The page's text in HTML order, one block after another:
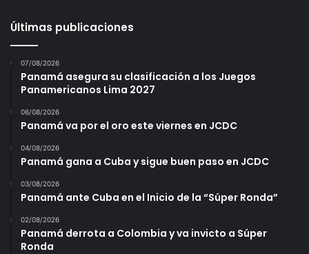
Últimas publicaciones
07/08/2026
Panamá asegura su clasificación a los Juegos
Panamericanos Lima 2027
06/08/2026
Panamá va por el oro este viernes en JCDC
04/08/2026
Panamá gana a Cuba y sigue buen paso en JCDC
03/08/2026
Panamá ante Cuba en el Inicio de la “Súper Ronda”
02/08/2026
Panamá derrota a Colombia y va invicto a Súper
Ronda